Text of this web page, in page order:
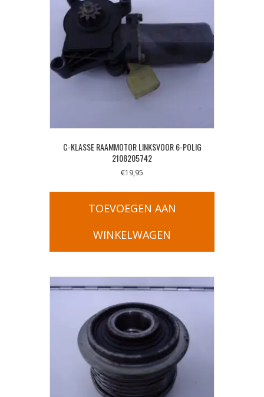
C-KLASSE RAAMMOTOR LINKSVOOR 6-POLIG
2108205742
€19,95
TOEVOEGEN AAN
WINKELWAGEN